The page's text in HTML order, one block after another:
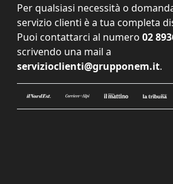
Per qualsiasi necessità o
servizio clienti è a tua completa
Puoi contattarci al numero 02
scrivendo una mail a
servizioclienti@grupponem.it.